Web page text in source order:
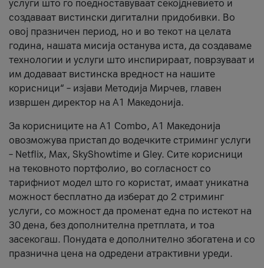
услуги што го поедноставуваат секојдневието и
создаваат вистински дигитални придобивки. Во
овој празничен период, но и во текот на целата
година, нашата мисија останува иста, да создаваме
технологии и услуги што инспирираат, поврзуваат и
им додаваат вистинска вредност на нашите
корисници“ – изјави Методија Мирчев, главен
извршен директор на А1 Македонија.
За корисниците на A1 Combo, А1 Македонија
овозможува пристап до водечките стриминг услуги
– Netflix, Max, SkyShowtime и Gley. Сите корисници
на тековното портфолио, во согласност со
тарифниот модел што го користат, имаат уникатна
можност бесплатно да изберат до 2 стриминг
услуги, со можност да променат една по истекот на
30 дена, без дополнителна претплата, и тоа
засекогаш. Понудата е дополнително збогатена и со
празнична цена на одредени атрактивни уреди.